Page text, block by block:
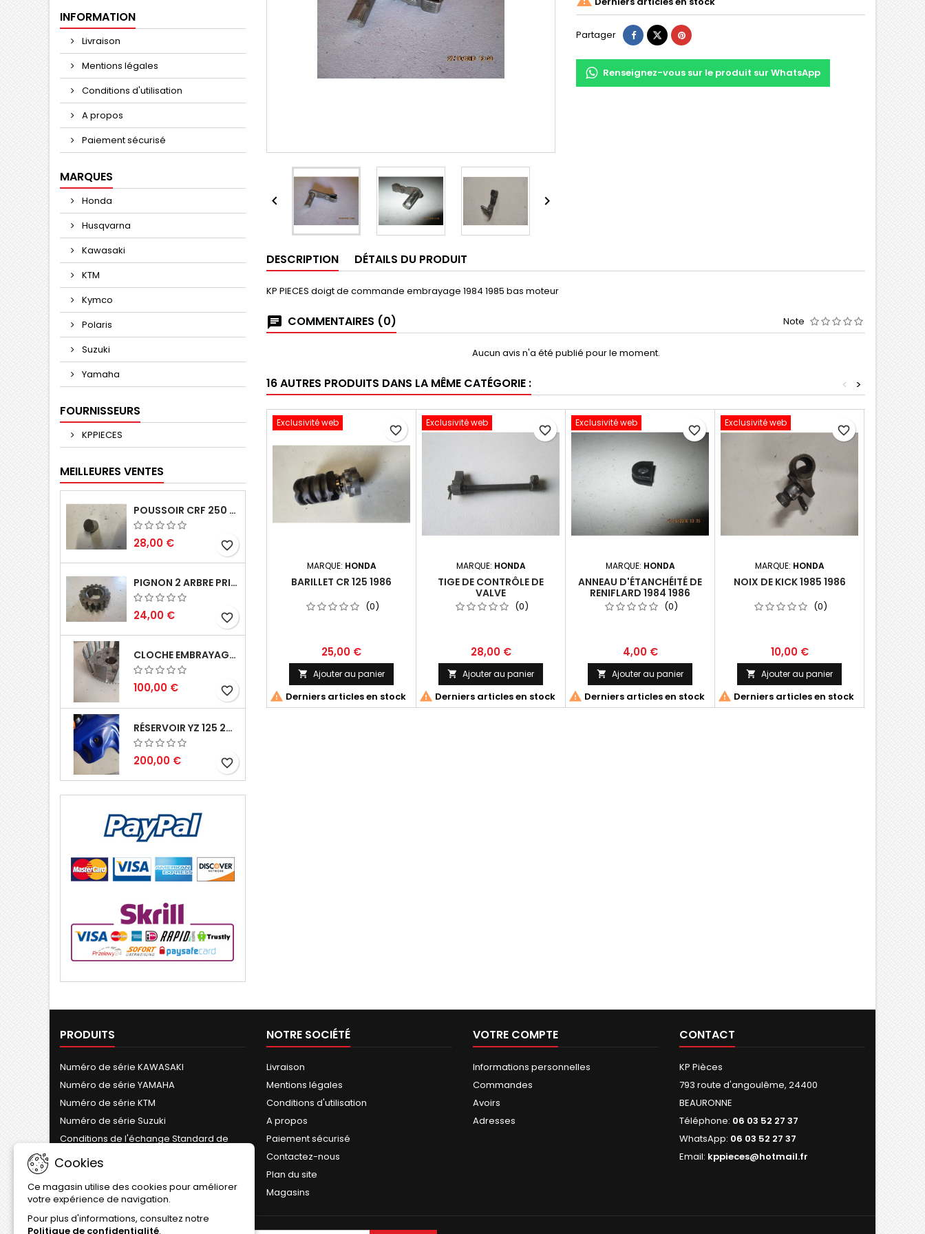
INFORMATION
Livraison
Mentions légales
Conditions d'utilisation
A propos
Paiement sécurisé
MARQUES
Honda
Husqvarna
Kawasaki
KTM
Kymco
Polaris
Suzuki
Yamaha
FOURNISSEURS
KPPIECES
MEILLEURES VENTES
POUSSOIR CRF 250 2005 2006
28,00 € favorite_border
PIGNON 2 ARBRE PRIMAIRE CR 250 1994
24,00 € favorite_border
CLOCHE EMBRAYAGE YZ 125 1994 2004
100,00 € favorite_border
RÉSERVOIR YZ 125 2002 2004
200,00 € favorite_border
 
Partager
Renseignez-vous sur le produit sur WhatsApp
DESCRIPTION DÉTAILS DU PRODUIT
KP PIECES doigt de commande embrayage 1984 1985 bas moteur
COMMENTAIRES (0) Note
Aucun avis n'a été publié pour le moment.
16 AUTRES PRODUITS DANS LA MÊME CATÉGORIE : >
<
Exclusivité web
MARQUE: HONDA
BARILLET CR 125 1986
(0)
25,00 €
 Ajouter au panier
 Derniers articles en stock
favorite_border
Exclusivité web
MARQUE: HONDA
TIGE DE CONTRÔLE DE
VALVE
(0)
28,00 €
 Ajouter au panier
 Derniers articles en stock
favorite_border
Exclusivité web
MARQUE: HONDA
ANNEAU D'ÉTANCHÉITÉ DE
RENIFLARD 1984 1986
(0)
4,00 €
 Ajouter au panier
 Derniers articles en stock
favorite_border
Exclusivité web
MARQUE: HONDA
NOIX DE KICK 1985 1986
(0)
10,00 €
 Ajouter au panier
 Derniers articles en stock
favorite_border
PRODUITS
Numéro de série KAWASAKI
Numéro de série YAMAHA
Numéro de série KTM
Numéro de série Suzuki
Conditions de l'échange Standard de
Cylindre
NOTRE SOCIÉTÉ
Livraison
Mentions légales
Conditions d'utilisation
A propos
Paiement sécurisé
Contactez-nous
Plan du site
Magasins
VOTRE COMPTE
Informations personnelles
Commandes
Avoirs
Adresses
CONTACT
KP Pièces
793 route d'angoulême, 24400
BEAURONNE
Téléphone: 06 03 52 27 37
WhatsApp: 06 03 52 27 37
Email: kppieces@hotmail.fr
Cookies
Ce magasin utilise des cookies pour améliorer
votre expérience de navigation.
Pour plus d'informations, consultez notre
Politique de confidentialité.